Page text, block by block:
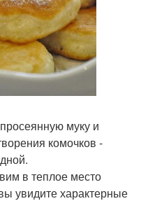
муку и
комочков -
в теплое место
увидите характерные